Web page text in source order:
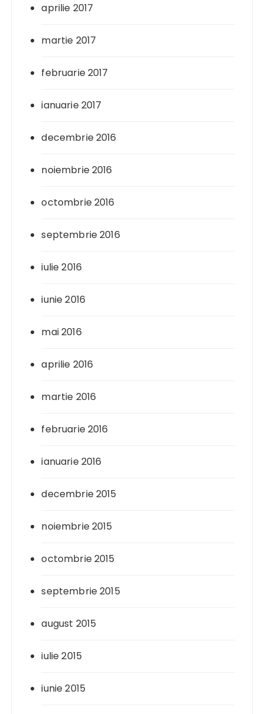
aprilie 2017
martie 2017
februarie 2017
ianuarie 2017
decembrie 2016
noiembrie 2016
octombrie 2016
septembrie 2016
iulie 2016
iunie 2016
mai 2016
aprilie 2016
martie 2016
februarie 2016
ianuarie 2016
decembrie 2015
noiembrie 2015
octombrie 2015
septembrie 2015
august 2015
iulie 2015
iunie 2015